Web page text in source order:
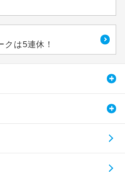
は5連休！